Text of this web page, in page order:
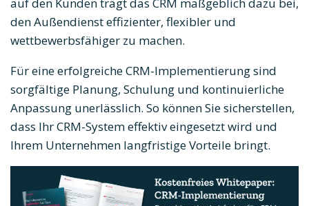
auf den Kunden trägt das CRM maßgeblich dazu bei,
den Außendienst effizienter, flexibler und
wettbewerbsfähiger zu machen.
Für eine erfolgreiche CRM-Implementierung sind
sorgfältige Planung, Schulung und kontinuierliche
Anpassung unerlässlich. So können Sie sicherstellen,
dass Ihr CRM-System effektiv eingesetzt wird und
Ihrem Unternehmen langfristige Vorteile bringt.